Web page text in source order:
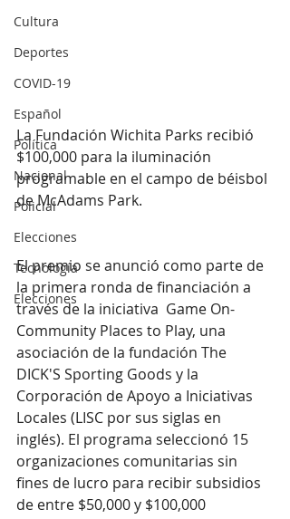
Cultura
Deportes
COVID-19
Español
Política
Nacional
Policial
Elecciones
Tecnología
Elecciones
La Fundación Wichita Parks recibió
$100,000 para la iluminación
programable en el campo de béisbol
de McAdams Park.
El premio se anunció como parte de
la primera ronda de financiación a
través de la iniciativa  Game On-
Community Places to Play, una
asociación de la fundación The
DICK'S Sporting Goods y la
Corporación de Apoyo a Iniciativas
Locales (LISC por sus siglas en
inglés). El programa seleccionó 15
organizaciones comunitarias sin
fines de lucro para recibir subsidios
de entre $50,000 y $100,000